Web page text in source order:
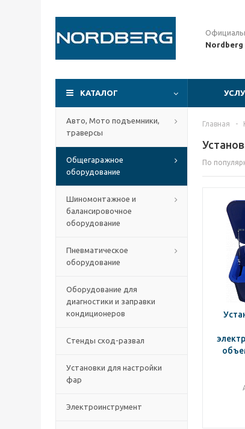
Nordberg
КАТАЛОГ
Авто, Мото подъемники,
траверсы
Общегаражное
оборудование
Шиномонтажное и
балансировочное
оборудование
Пневматическое
оборудование
Оборудование для
диагностики и заправки
кондиционеров
Стенды сход-развал
Установки для настройки
фар
Электроинструмент
Главная -
По